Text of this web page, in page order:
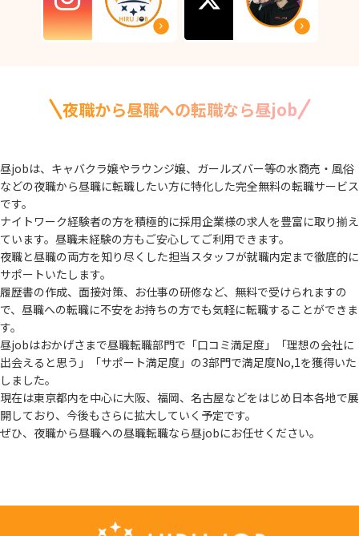
夜職から昼職への転職なら昼job
昼jobは、キャバクラ嬢やラウンジ嬢、ガールズバー等の水商売・風俗
などの夜職から昼職に転職したい方に特化した完全無料の転職サービス
です。
ナイトワーク経験者の方を積極的に採用企業様の求人を豊富に取り揃え
ています。 昼職未経験の方もご安心してご利用できます。
夜職と昼職の両方を知り尽くした担当スタッフが就職内定まで徹底的に
サポートいたします。
履歴書の作成、面接対策、お仕事の研修など、無料で受けられますの
で、 昼職への転職に不安をお持ちの方でも気軽に転職することができま
す。
昼jobはおかげさまで昼職転職部門で「口コミ満足度」「理想の会社に
出会えると思う」
「サポート満足度」の3部門で満足度No,1を獲得いた
しました。
現在は東京都内を中心に大阪、福岡、名古屋などをはじめ日本各地で展
開しており、 今後もさらに拡大していく予定です。
ぜひ、夜職から昼職への昼職転職なら昼jobにお任せください。